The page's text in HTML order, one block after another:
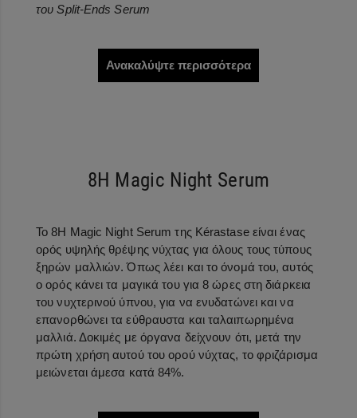
του Split-Ends Serum
Ανακαλύψτε περισσότερα
8H Magic Night Serum
Το 8H Magic Night Serum της Kérastase είναι ένας
ορός υψηλής θρέψης νύχτας για όλους τους τύπους
ξηρών μαλλιών. Όπως λέει και το όνομά του, αυτός
ο ορός κάνει τα μαγικά του για 8 ώρες στη διάρκεια
του νυχτερινού ύπνου, για να ενυδατώνει και να
επανορθώνει τα εύθραυστα και ταλαιπωρημένα
μαλλιά. Δοκιμές με όργανα δείχνουν ότι, μετά την
πρώτη χρήση αυτού του ορού νύχτας, το φριζάρισμα
μειώνεται άμεσα κατά 84%.